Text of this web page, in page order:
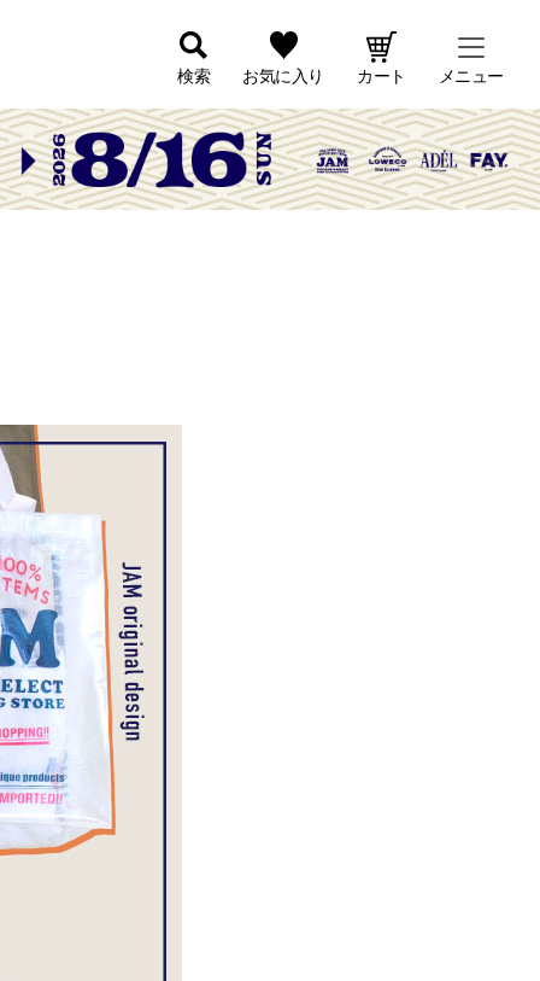
検索 お気に入り カート メニュー